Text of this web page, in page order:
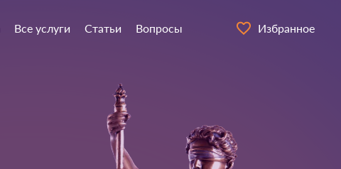
Все услуги Статьи Вопросы Избранное